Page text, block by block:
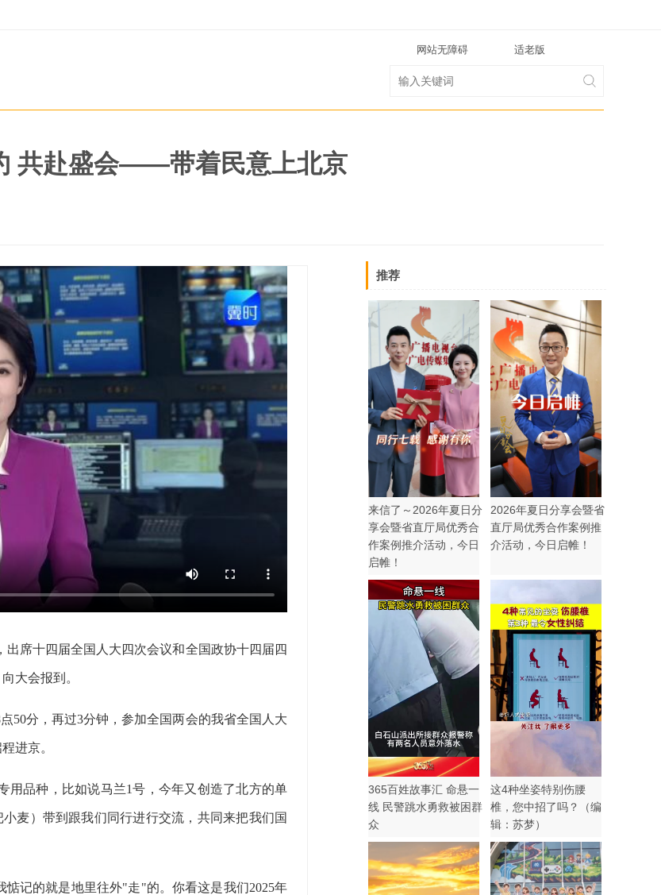
网站无障碍 适老版
共赴盛会——带着民意上北京
席十四届全国人大四次会议和全国政协十四届四
大会报到。
50分，再过3分钟，参加全国两会的我省全国人大
进京。
用品种，比如说马兰1号，今年又创造了北方的单
麦）带到跟我们同行进行交流，共同来把我们国
记的就是地里往外"走"的。你看这是我们2025年
推荐
来信了～2026年夏日分
享会暨省直厅局优秀合
作案例推介活动，今日
启帷！
2026年夏日分享会暨省
直厅局优秀合作案例推
介活动，今日启帷！
365百姓故事汇 命悬一
线 民警跳水勇救被困群
众
这4种坐姿特别伤腰
椎，您中招了吗？（编
辑：苏梦）